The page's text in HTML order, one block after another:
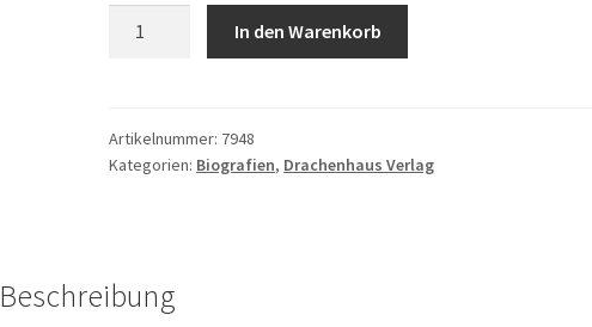
Suche
nach
In den Warenkorb
Artikelnummer: 7948
Kategorien: Biografien, Drachenhaus Verlag
Beschreibung